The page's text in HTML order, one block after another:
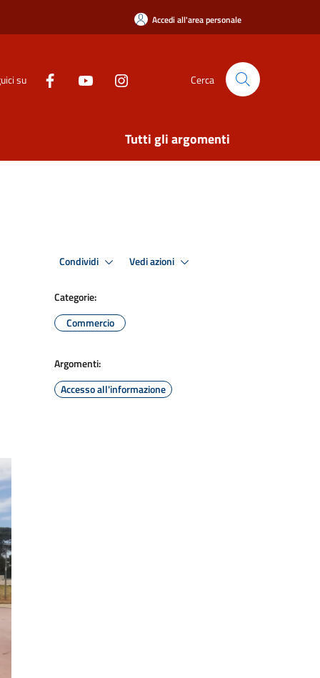
Accedi all'area personale
su Cerca
Tutti gli argomenti
Condividi Vedi azioni
Categorie:
Commercio
Argomenti:
Accesso all'informazione